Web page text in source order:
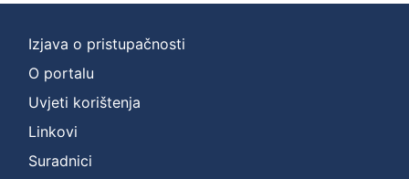
Izjava o pristupačnosti
O portalu
Uvjeti korištenja
Linkovi
Suradnici